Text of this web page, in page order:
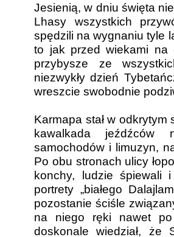
Jesienią, w dniu święta
Lhasy wszystkich
spędzili na wygnaniu tyle
to jak przed wiekami na
przybysze ze
niezwykły dzień
wreszcie swobodnie
Karmapa stał w odkrytym
kawalkada jeźdźców
samochodów i limuzyn,
Po obu stronach ulicy
konchy, ludzie śpiewali
portrety „białego
pozostanie ściśle
na niego ręki nawet po
doskonale wiedział, że